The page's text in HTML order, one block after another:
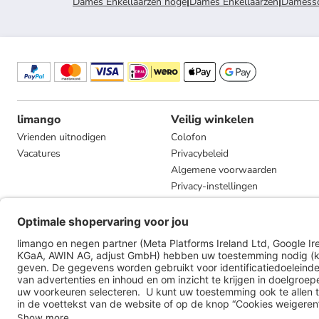
limango
Vrienden uitnodigen
Vacatures
Veilig winkelen
Colofon
Privacybeleid
Algemene voorwaarden
Privacy-instellingen
Compliance